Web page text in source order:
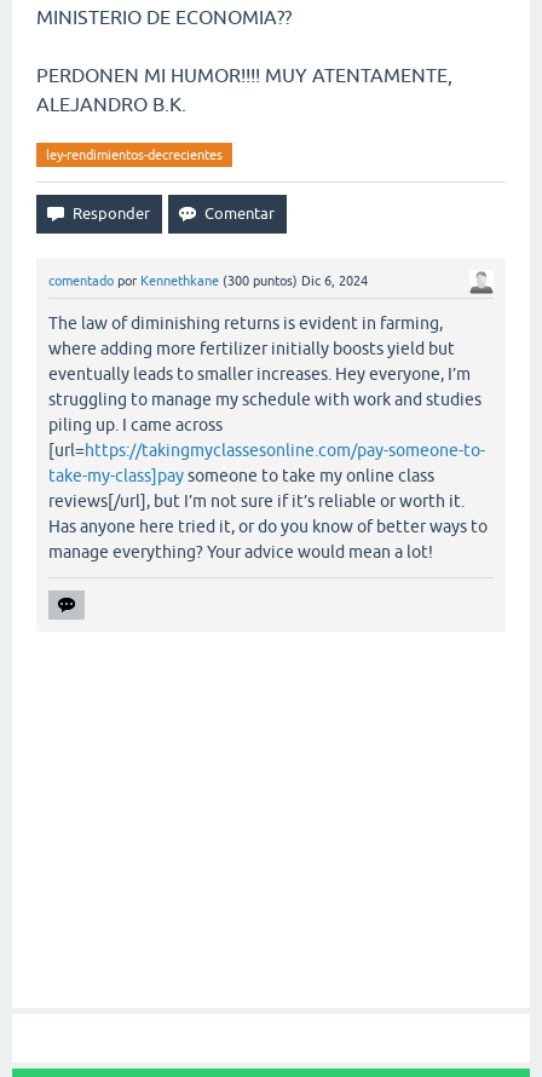
MINISTERIO DE ECONOMIA??
PERDONEN MI HUMOR!!!! MUY ATENTAMENTE,
ALEJANDRO B.K.
ley-rendimientos-decrecientes
comentado por Kennethkane (300 puntos) Dic 6, 2024
The law of diminishing returns is evident in farming,
where adding more fertilizer initially boosts yield but
eventually leads to smaller increases. Hey everyone, I’m
struggling to manage my schedule with work and studies
piling up. I came across
[url=https://takingmyclassesonline.com/pay-someone-to-
take-my-class]paysomeone to take my online class
reviews[/url], but I’m not sure if it’s reliable or worth it.
Has anyone here tried it, or do you know of better ways to
manage everything? Your advice would mean a lot!